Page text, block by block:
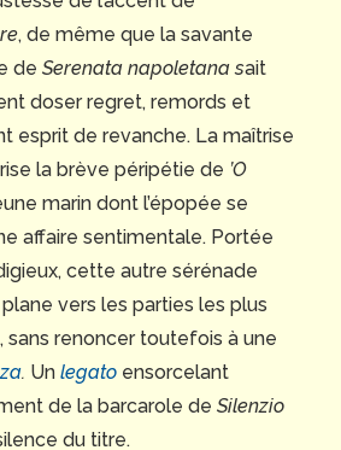
, de même que la savante
de Serenata napoletana sait
doser regret, remords et
esprit de revanche. La maîtrise
la brève péripétie de ’O
marin dont l’épopée se
affaire sentimentale. Portée
cette autre sérénade
plane vers les parties les plus
sans renoncer toutefois à une
. Un legato ensorcelant
de la barcarole de Silenzio
du titre.